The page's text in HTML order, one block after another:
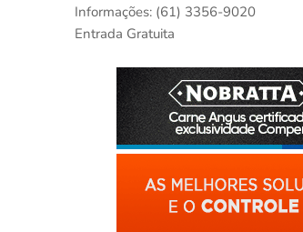
Informações: (61) 3356-9020
Entrada Gratuita